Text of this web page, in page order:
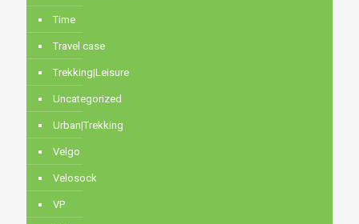
Time
Travel case
Trekking|Leisure
Uncategorized
Urban|Trekking
Velgo
Velosock
VP